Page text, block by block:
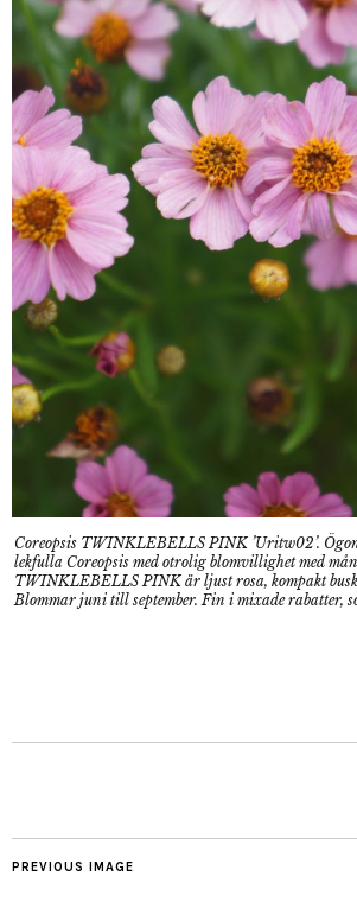
Coreopsis TWINKLEBELLS PINK ’Uritw02’.
lekfulla Coreopsis med otrolig blomvillighet med
TWINKLEBELLS PINK är ljust rosa, kompakt
Blommar juni till september. Fin i mixade rabatter,
PREVIOUS IMAGE